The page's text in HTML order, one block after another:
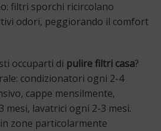
filtri sporchi ricircolano
odori, peggiorando il comfort
occuparti di pulire filtri casa?
condizionatori ogni 2-4
cappe mensilmente,
mesi, lavatrici ogni 2-3 mesi.
zone particolarmente